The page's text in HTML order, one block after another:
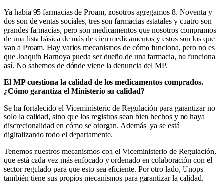
Ya había 95 farmacias de Proam, nosotros agregamos 8. Noventa y
dos son de ventas sociales, tres son farmacias estatales y cuatro son
grandes farmacias, pero son medicamentos que nosotros compramos
de una lista básica de más de cien medicamentos y estos son los que
van a Proam. Hay varios mecanismos de cómo funciona, pero no es
que Joaquín Barnoya pueda ser dueño de una farmacia, no funciona
así. No sabemos de dónde viene la denuncia del MP.
El MP cuestiona la calidad de los medicamentos comprados.
¿Cómo garantiza el Ministerio su calidad?
Se ha fortalecido el Viceministerio de Regulación para garantizar no
solo la calidad, sino que los registros sean bien hechos y no haya
discrecionalidad en cómo se otorgan. Además, ya se está
digitalizando todo el departamento.
Tenemos nuestros mecanismos con el Viceministerio de Regulación,
que está cada vez más enfocado y ordenado en colaboración con el
sector regulado para que esto sea eficiente. Por otro lado, Unops
también tiene sus propios mecanismos para garantizar la calidad.